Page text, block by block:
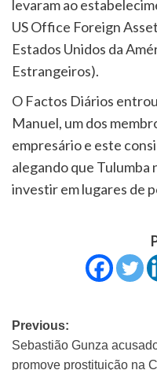
levaram ao
US Office Foreign
Estados Unidos da
Estrangeiros).
O Factos Diários
Manuel, um dos
empresário e este
alegando que Tulumba
investir em lugares de
Previous:
Sebastião Gunza
promove prostituição na